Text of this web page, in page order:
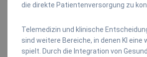
die direkte Patientenversorgung zu
Telemedizin und klinische
sind weitere Bereiche, in denen KI eine
spielt. Durch die Integration von